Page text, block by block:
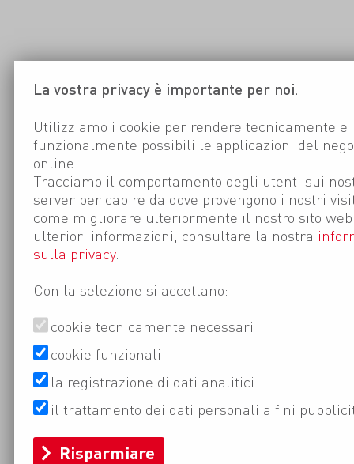
La vostra privacy è importante per noi.
Utilizziamo i cookie per rendere tecnicamente e
funzionalmente possibili le applicazioni del
online.
Tracciamo il comportamento degli utenti sui
server per capire da dove provengono i nostri
come migliorare ulteriormente il nostro sito
ulteriori informazioni, consultare la nostra
sulla privacy.
Con la selezione si accettano:
cookie tecnicamente necessari
cookie funzionali
la registrazione di dati analitici
il trattamento dei dati personali a fini
Risparmiare